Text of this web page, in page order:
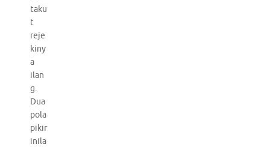
taku
t
reje
kiny
a
ilan
g.
Dua
pola
pikir
inila